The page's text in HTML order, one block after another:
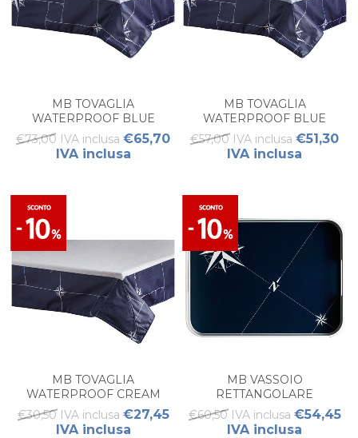
MB TOVAGLIA
WATERPROOF BLUE
GRANDE NORTHWIND
(1PZ)
€73,00 IVA inclusa €65,70
IVA inclusa
MB TOVAGLIA
WATERPROOF BLUE
PICCOLO NORTHWIND
(1PZ)
€57,00 IVA inclusa €51,30
IVA inclusa
MB TOVAGLIA
WATERPROOF CREAM
PICCOLO NORTHWIND
(1PZ)
€30,50 IVA inclusa €27,45
IVA inclusa
MB VASSOIO
RETTANGOLARE
NORTHWIND
€60,50 IVA inclusa €54,45
IVA inclusa